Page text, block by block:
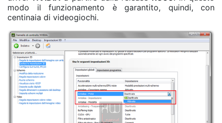
modo il funzionamento è garantito, quindi, con
centinaia di videogiochi.